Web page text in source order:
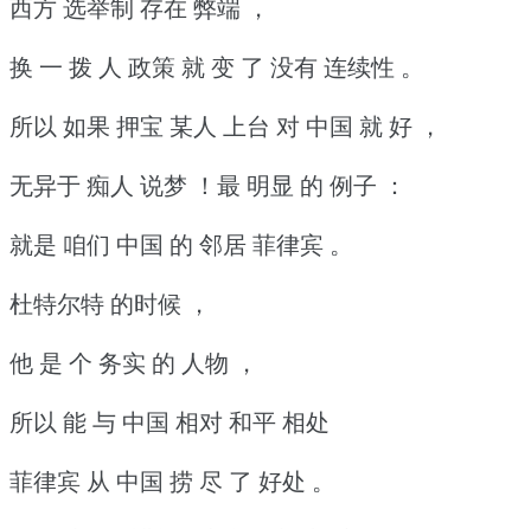
西方 选举制 存在 弊端 ，
换 一 拨 人 政策 就 变 了 没有 连续性 。
所以 如果 押宝 某人 上台 对 中国 就 好 ，
无异于 痴人 说梦 ！最 明显 的 例子 ：
就是 咱们 中国 的 邻居 菲律宾 。
杜特尔特 的时候 ，
他 是 个 务实 的 人物 ，
所以 能 与 中国 相对 和平 相处
菲律宾 从 中国 捞 尽 了 好处 。